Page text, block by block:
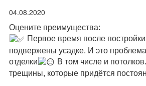
04.08.2020
Оцените преимущества:
Первое время после
подвержены усадке. И это
отделки
В том числе и
трещины, которые придётся